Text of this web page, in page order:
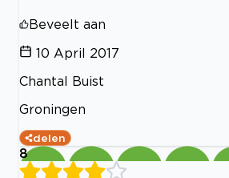
Beveelt aan
10 April 2017
Chantal Buist
Groningen
delen
8